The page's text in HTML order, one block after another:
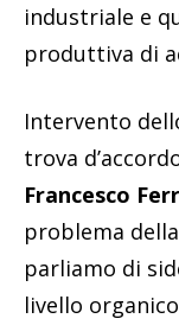
industriale e
produttiva di
Intervento
trova
Francesco
problema
parliamo di
livello